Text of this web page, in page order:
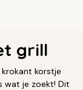
grill
korstje
wat je zoekt! Dit